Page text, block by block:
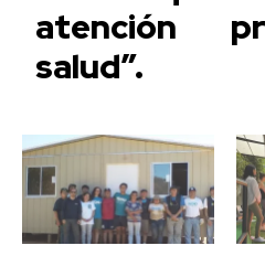
atención
salud”.